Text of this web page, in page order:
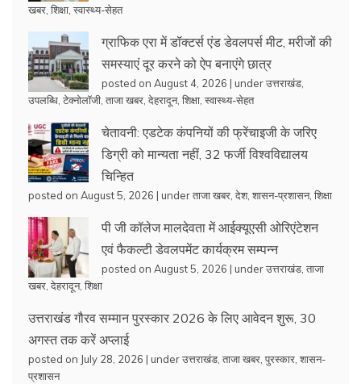
खबर शिक्षा स्वास्थ्य-सेहत
ग्राफिक एरा में डॉक्टर्स एंड डेवलपर्स मीट, मरीजों की
समस्याएं दूर करने को ऐप बनाएंगे छात्र
posted on August 4, 2026 | underउत्तराखंड
उपलब्धि टेक्नोलॉजी ताजा खबर देहरादून, शिक्षा स्वास्थ्य-सेहत
चेतावनी: एडटेक कंपनियों की फ्रेंचाइजी के जरिए
डिग्री को मान्यता नहीं, 32 फर्जी विश्वविद्यालय
चिन्हित
posted on August 5, 2026 | underताजा खबर देश, शासन-प्रशासन, शिक्षा
पी जी कॉलेज मालदेवता में आईक्यूएसी ओरिएंटेशन
एवं फैकल्टी डेवलपमेंट कार्यक्रम सम्पन्न
posted on August 5, 2026 | underउत्तराखंड ताजा
खबर देहरादून, शिक्षा
उत्तराखंड गौरव सम्मान पुरस्कार 2026 के लिए आवेदन शुरू, 30
अगस्त तक करें अप्लाई
posted on July 28, 2026 | underउत्तराखंड ताजा खबर पुरस्कार शासन-
प्रशासन